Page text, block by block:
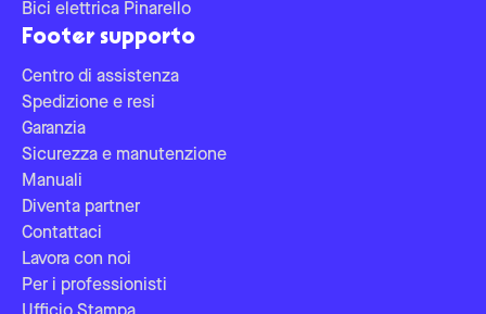
Bici elettrica Pinarello
Footer supporto
Centro di assistenza
Spedizione e resi
Garanzia
Sicurezza e manutenzione
Manuali
Diventa partner
Contattaci
Lavora con noi
Per i professionisti